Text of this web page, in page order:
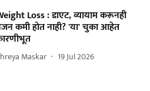
Loss : डाएट, व्यायाम करूनही
कमी होत नाही? 'या' चुका आहेत
Maskar 19 Jul 2026